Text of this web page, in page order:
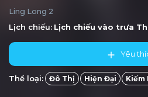
Ling Long 2
Lịch chiếu: Lịch chiếu vào trưa
Yêu
Thể loại: Đô Thị Hiện Đại Kiếm